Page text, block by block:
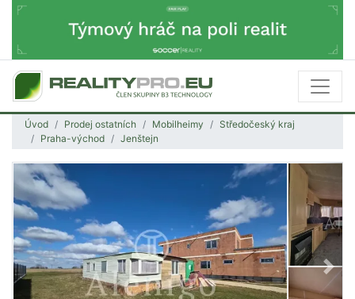
Úvod Prodej ostatních Mobilheimy
Středočeský kraj
Praha-východ
Jenštejn